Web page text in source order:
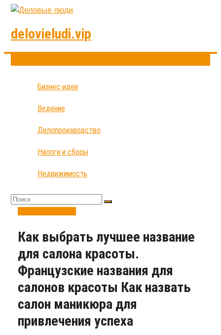
delovieludi.vip
Бизнес-идеи
Ведение
Делопроизводство
Налоги и сборы
Недвижимость
Как выбрать лучшее название
для салона красоты.
Французские названия для
салонов красоты Как назвать
салон маникюра для
привлечения успеха